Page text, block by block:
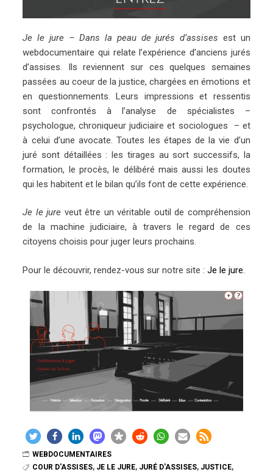
Je le jure – Dans la peau de jurés d’assises est un
webdocumentaire qui relate l’expérience d’anciens jurés
d’assises. Ils reviennent sur ces quelques semaines
passées au coeur de la justice, chargées en émotions et
en questionnements. Leurs impressions et ressentis
sont confrontés à l’analyse de spécialistes –
psychologue, chroniqueur judiciaire et sociologues – et
à celui d’une avocate. Toutes les étapes de la vie d’un
juré sont détaillées : les tirages au sort successifs, la
formation, le procès, le délibéré mais aussi les doutes
qui les habitent et le bilan qu’ils font de cette expérience.
Je le jure veut être un véritable outil de compréhension
de la machine judiciaire, à travers le regard de ces
citoyens choisis pour juger leurs prochains.
Pour le découvrir, rendez-vous sur notre site :Je le jure.
WEBDOCUMENTAIRES
COUR D'ASSISES, JE LE JURE, JURÉ D'ASSISES, JUSTICE,